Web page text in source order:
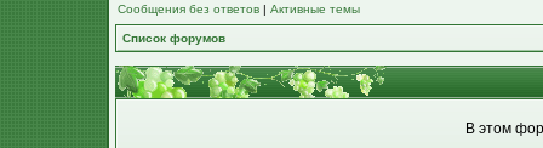
Сообщения без ответов | Активные темы
Список форумов
В этом